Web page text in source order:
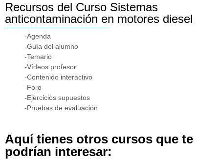
Recursos del Curso Sistemas
anticontaminación en motores diesel
-Agenda
-Guía del alumno
-Temario
-Vídeos profesor
-Contenido interactivo
-Foro
-Ejercicios supuestos
-Pruebas de evaluación
Aquí tienes otros cursos que te
podrían interesar: